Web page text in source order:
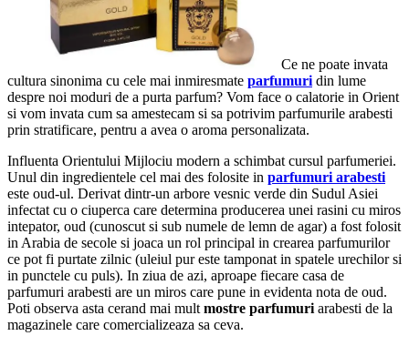
Ce ne poate invata
cultura sinonima cu cele mai inmiresmate parfumuri din lume
despre noi moduri de a purta parfum? Vom face o calatorie in Orient
si vom invata cum sa amestecam si sa potrivim parfumurile arabesti
prin stratificare, pentru a avea o aroma personalizata.
Influenta Orientului Mijlociu modern a schimbat cursul parfumeriei.
Unul din ingredientele cel mai des folosite in parfumuri arabesti
este oud-ul. Derivat dintr-un arbore vesnic verde din Sudul Asiei
infectat cu o ciuperca care determina producerea unei rasini cu miros
intepator, oud (cunoscut si sub numele de lemn de agar) a fost folosit
in Arabia de secole si joaca un rol principal in crearea parfumurilor
ce pot fi purtate zilnic (uleiul pur este tamponat in spatele urechilor si
in punctele cu puls). In ziua de azi, aproape fiecare casa de
parfumuri arabesti are un miros care pune in evidenta nota de oud.
Poti observa asta cerand mai mult mostre parfumuri arabesti de la
magazinele care comercializeaza sa ceva.